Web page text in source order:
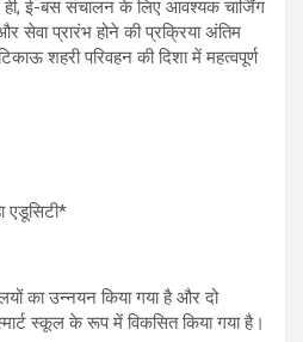
ई-बस संचालन के लिए आवश्यक चार्जिंग
सेवा प्रारंभ होने की प्रक्रिया अंतिम
शहरी परिवहन की दिशा में महत्वपूर्ण
एडूसिटी*
का उन्नयन किया गया है और दो
स्कूल के रूप में विकसित किया गया है।